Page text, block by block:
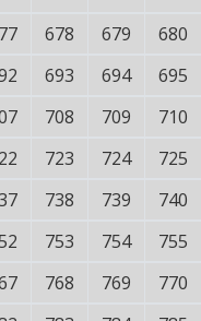
678 679 680
693 694 695
708 709 710
723 724 725
738 739 740
753 754 755
768 769 770